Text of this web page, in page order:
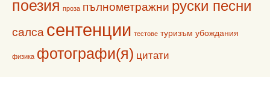
поезия проза пълнометражни руски песни
салса сентенции тестове туризъм убождания
физика фотографи(я) цитати